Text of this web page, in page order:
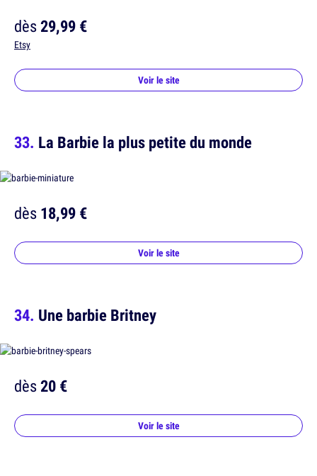
dès29,99 €
Etsy
Voir le site
La Barbie la plus petite du monde
dès18,99 €
Voir le site
Une barbie Britney
dès20 €
Voir le site